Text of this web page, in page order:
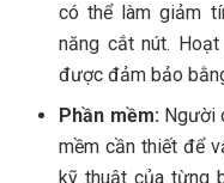
có thể làm giảm
năng cắt nút.
được đảm bảo
Phần mềm:Người
mềm cần thiết để
kỹ thuật của từng